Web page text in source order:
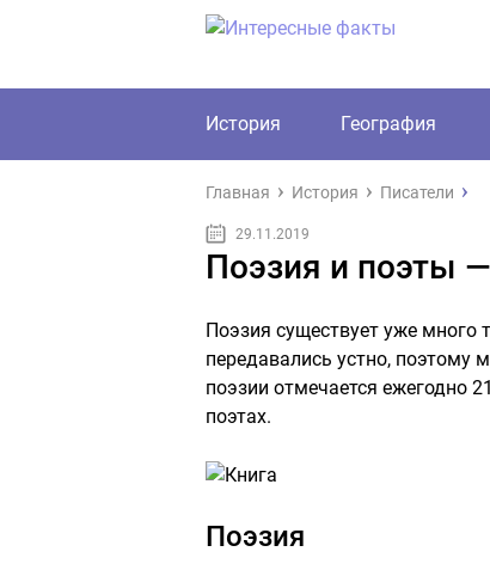
История География
Главная История Писатели
29.11.2019
Поэзия и поэты
Поэзия существует уже много
передавались устно, поэтому
поэзии отмечается ежегодно
поэтах.
Поэзия